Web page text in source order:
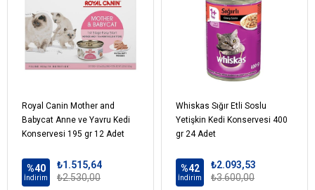
Kül %2,5
Lif %0,3
Kedi Yaş Aralığı Yetişkin (1-7 Yaş)
Formu
Kedi Maması
Tahıl Oranı
Tahıllı
Kedi Özel
Gereksinim
Bağışıklık Sistemi Gelişimi
Royal Canin Mother and
Babycat Anne ve Yavru Kedi
Konservesi 195 gr 12 Adet
%40
İndirim
₺1.515,64
₺2.530,00
Whiskas Sığır Etli Soslu
Yetişkin Kedi Konservesi 400
gr 24 Adet
%42
İndirim
₺2.093,53
₺3.600,00